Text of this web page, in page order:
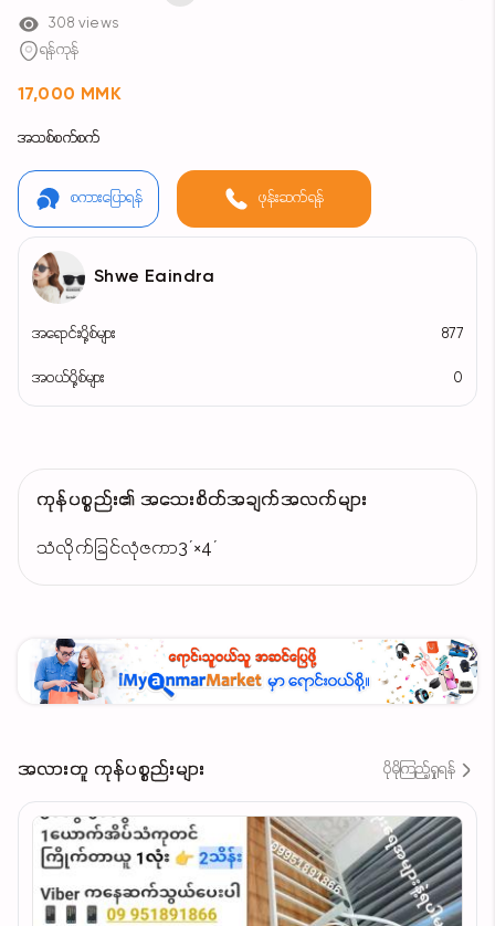
308 views
ရန်ကုန်
17,000 MMK
အသစ်စက်စက်
စကားပြောရန် ဖုန်းဆက်ရန်
Shwe Eaindra
အရောင်းပို့စ်များ 877
အဝယ်ပို့စ်များ 0
ကုန်ပစ္စည်း၏ အသေးစိတ်အချက်အလက်များ
သံလိုက်ခြင်လုံဇကာ3´×4´
အလားတူ ကုန်ပစ္စည်းများ ပိုမိုကြည့်ရှုရန်